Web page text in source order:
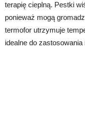
terapię cieplną. Pestki
ponieważ mogą
termofor utrzymuje
idealne do zastosowania